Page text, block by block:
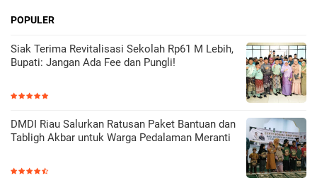
POPULER
Siak Terima Revitalisasi Sekolah Rp61 M Lebih,
Bupati: Jangan Ada Fee dan Pungli!
DMDI Riau Salurkan Ratusan Paket Bantuan dan
Tabligh Akbar untuk Warga Pedalaman Meranti